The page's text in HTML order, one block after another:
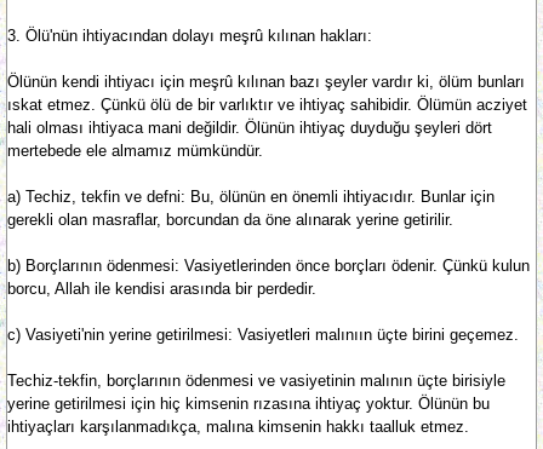
3. Ölü'nün ihtiyacından dolayı meşrû kılınan hakları:
Ölünün kendi ihtiyacı için meşrû kılınan bazı şeyler vardır ki, ölüm bunları
ıskat etmez. Çünkü ölü de bir varlıktır ve ihtiyaç sahibidir. Ölümün acziyet
hali olması ihtiyaca mani değildir. Ölünün ihtiyaç duyduğu şeyleri dört
mertebede ele almamız mümkündür.
a) Techiz, tekfin ve defni: Bu, ölünün en önemli ihtiyacıdır. Bunlar için
gerekli olan masraflar, borcundan da öne alınarak yerine getirilir.
b) Borçlarının ödenmesi: Vasiyetlerinden önce borçları ödenir. Çünkü kulun
borcu, Allah ile kendisi arasında bir perdedir.
c) Vasiyeti'nin yerine getirilmesi: Vasiyetleri malınıın üçte birini geçemez.
Techiz-tekfin, borçlarının ödenmesi ve vasiyetinin malının üçte birisiyle
yerine getirilmesi için hiç kimsenin rızasına ihtiyaç yoktur. Ölünün bu
ihtiyaçları karşılanmadıkça, malına kimsenin hakkı taalluk etmez.